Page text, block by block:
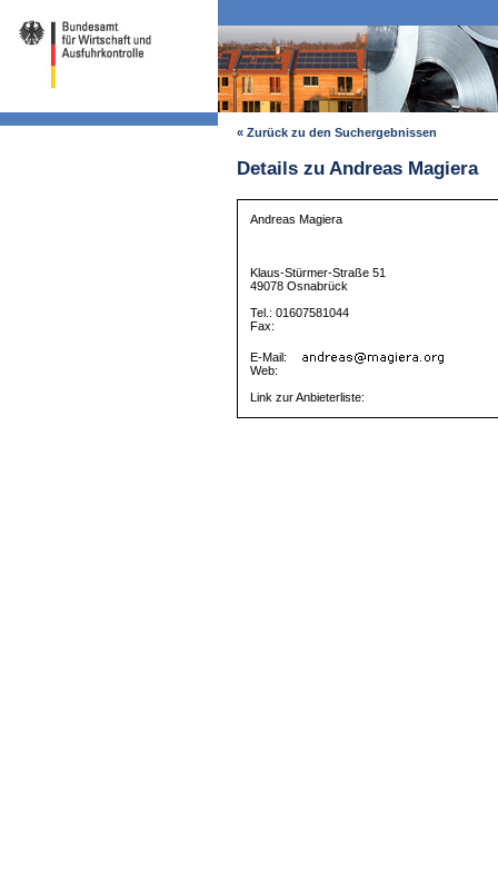
« Zurück zu den Suchergebnissen
Details zu Andreas Magiera
Andreas Magiera
Klaus-Stürmer-Straße 51
49078 Osnabrück
Tel.: 01607581044
Fax:
E-Mail:
Web:
Link zur Anbieterliste: